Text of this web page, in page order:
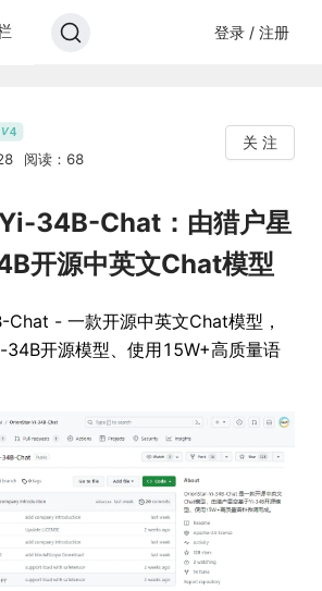
登录 / 注册
V4
阅读：68
关 注
34B-Chat：由猎户星
开源中英文Chat模型
- 一款开源中英文Chat模型，
34B开源模型、使用15W+高质量语